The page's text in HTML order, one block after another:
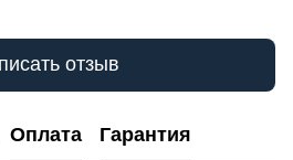
отзыв
Оплата Гарантия